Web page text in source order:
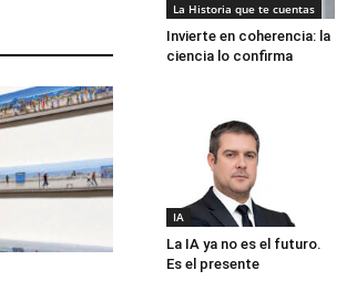
La Historia que te cuentas
Invierte en coherencia: la
ciencia lo confirma
IA
La IA ya no es el futuro.
Es el presente